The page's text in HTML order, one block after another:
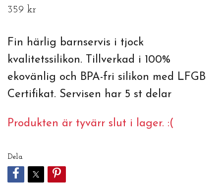
359 kr
Fin härlig barnservis i tjock
kvalitetssilikon. Tillverkad i 100%
ekovänlig och BPA-fri silikon med LFGB
Certifikat. Servisen har 5 st delar
Produkten är tyvärr slut i lager. :(
Dela